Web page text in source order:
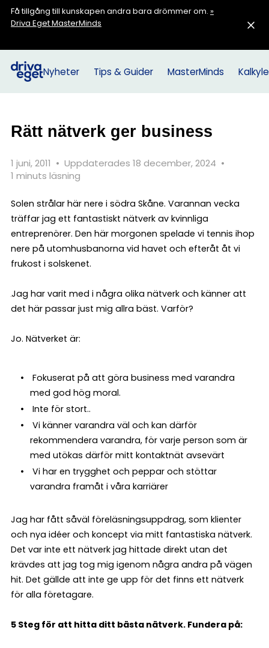
Få tillgång till kunskapen andra bara drömmer om. »
Driva Eget MasterMinds
Nyheter Tips & Guider MasterMinds
Rätt nätverk ger business
1 juni, 2011 • Uppdaterades 18 december, 2024 •
1 minuts läsning
Solen strålar här nere i södra Skåne. Varannan vecka
träffar jag ett fantastiskt nätverk av kvinnliga
entreprenörer. Den här morgonen spelade vi tennis ihop
nere på utomhusbanorna vid havet och efteråt åt vi
frukost i solskenet.
Jag har varit med i några olika nätverk och känner att
det här passar just mig allra bäst. Varför?
Jo. Nätverket är:
Fokuserat på att göra business med varandra
med god hög moral.
Inte för stort..
Vi känner varandra väl och kan därför
rekommendera varandra, för varje person som är
med utökas därför mitt kontaktnät avsevärt
Vi har en trygghet och peppar och stöttar
varandra framåt i våra karriärer
Jag har fått såväl föreläsningsuppdrag, som klienter
och nya idéer och koncept via mitt fantastiska nätverk.
Det var inte ett nätverk jag hittade direkt utan det
krävdes att jag tog mig igenom några andra på vägen
hit. Det gällde att inte ge upp för det finns ett nätverk
för alla företagare.
5 Steg för att hitta ditt bästa nätverk. Fundera på: